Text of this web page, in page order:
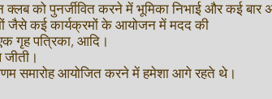
को पुनर्जीवित करने में भूमिका निभाई और कई बार
जैसे कई कार्यक्रमों के आयोजन में मदद की
गृह पत्रिका, आदि।
समारोह आयोजित करने में हमेशा आगे रहते थे।